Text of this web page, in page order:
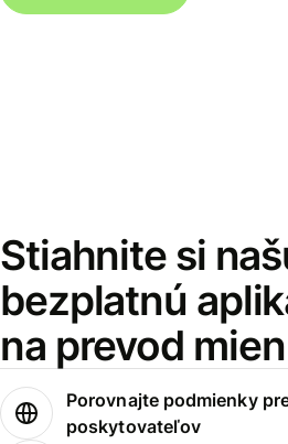
Stiahnite si
bezplatnú
na prevod mien
Porovnajte podmienky
poskytovateľov